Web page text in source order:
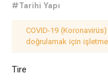
#Tarihi Yapı
COVID-19
doğrulamak için
Tire